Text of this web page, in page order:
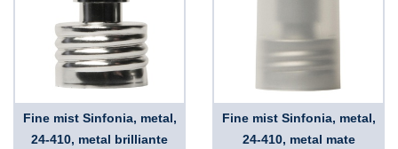
Fine mist Sinfonia, metal,
24-410, metal brilliante
Fine mist Sinfonia, metal,
24-410, metal mate